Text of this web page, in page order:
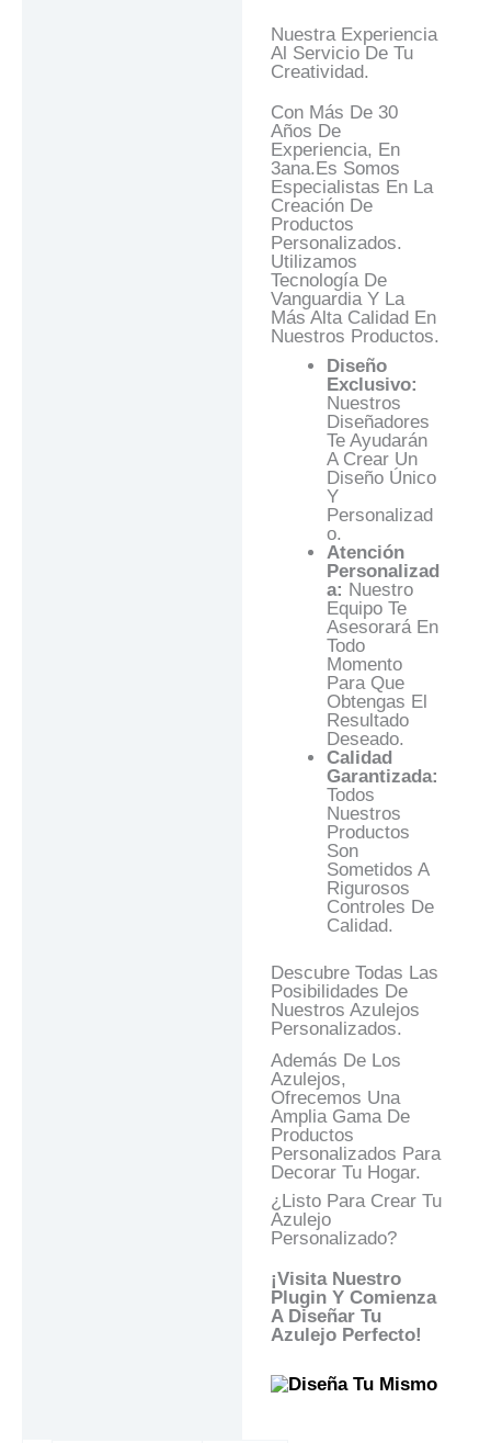
Nuestra Experiencia
Al Servicio De Tu
Creatividad.
Con Más De 30
Años De
Experiencia, En
3ana.es Somos
Especialistas En La
Creación De
Productos
Personalizados.
Utilizamos
Tecnología De
Vanguardia Y La
Más Alta Calidad En
Nuestros Productos.
Diseño
Exclusivo:
Nuestros
Diseñadores
Te Ayudarán
A Crear Un
Diseño Único
Y
Personalizad
O.
Atención
Personalizad
A: Nuestro
Equipo Te
Asesorará En
Todo
Momento
Para Que
Obtengas El
Resultado
Deseado.
Calidad
Garantizada:
Todos
Nuestros
Productos
Son
Sometidos A
Rigurosos
Controles De
Calidad.
Descubre Todas Las
Posibilidades De
Nuestros Azulejos
Personalizados.
Además De Los
Azulejos,
Ofrecemos Una
Amplia Gama De
Productos
Personalizados Para
Decorar Tu Hogar.
¿Listo Para Crear Tu
Azulejo
Personalizado?
¡Visita Nuestro
Plugin Y Comienza
A Diseñar Tu
Azulejo Perfecto!